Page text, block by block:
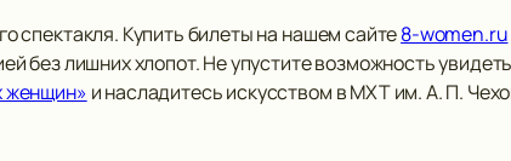
спектакля. Купить билеты на нашем сайте8-women.ru
без лишних хлопот. Не упустите возможность
женщин» и насладитесь искусством в МХТ им. А. П.